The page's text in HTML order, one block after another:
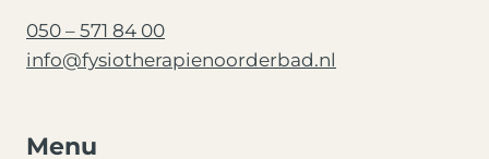
050 – 571 84 00
info@fysiotherapienoorderbad.nl
Menu